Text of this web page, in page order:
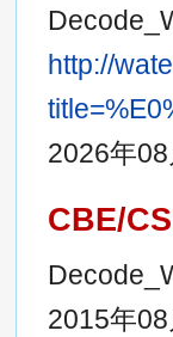
http://
2026年08
CBE/
2015年